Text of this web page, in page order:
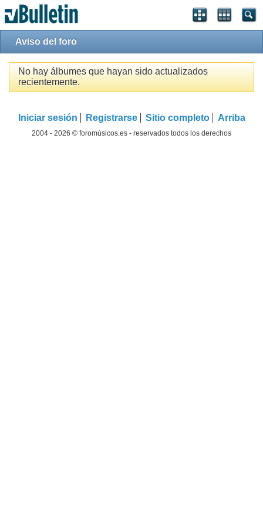
Aviso del foro
No hay álbumes que hayan sido actualizados
recientemente.
Iniciar sesión Registrarse Sitio completo Arriba
2004 - 2026 © foromúsicos.es - reservados todos los derechos